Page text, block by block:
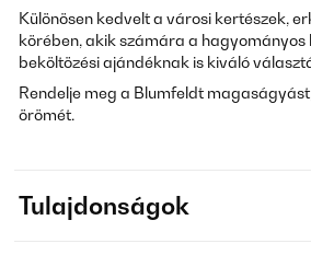
Különösen kedvelt a városi kertészek,
körében, akik számára a
beköltözési ajándéknak is kiváló
Rendelje meg a Blumfeldt
örömét.
Tulajdonságok